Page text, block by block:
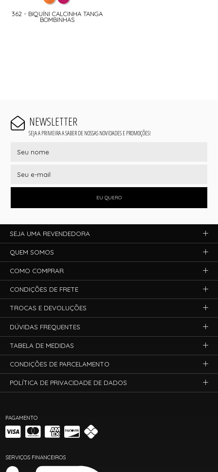
362 - BIQUÍNI CALCINHA TANGA
BOMBINHAS
NEWSLETTER
SEJA A PRIMEIRA A SABER DE NOSSAS NOVIDADES E PROMOÇÕES!
EU QUERO
PAGAMENTO
SERVIÇOS FINANCEIROS
SEJA UMA REVENDEDORA
QUEM SOMOS
COMO COMPRAR
CONDIÇÕES DE FRETE
TROCAS E DEVOLUÇÕES
DÚVIDAS FREQUENTES
TABELA DE MEDIDAS
CONDIÇÕES DE PARCELAMENTO
POLÍTICA DE PRIVACIDADE DE DADOS